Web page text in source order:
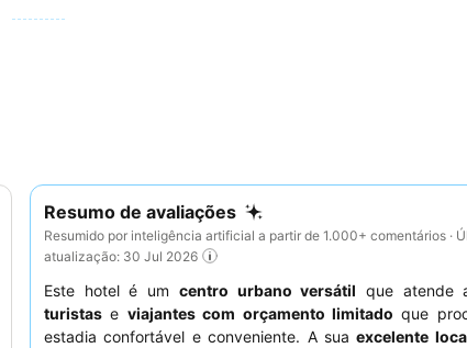
Resumo de avaliações
Resumido por inteligência artificial a partir de 1.000+ comentários ·
atualização: 30 Jul 2026
Este hotel é um centro urbano versátil que
turistas e viajantes com orçamento limitado que
estadia confortável e conveniente. A suaexcelente